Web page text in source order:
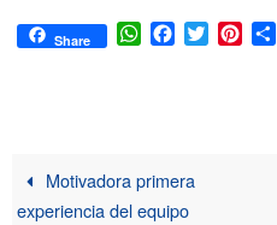
Share
W
p
p
F
o
k
T
P
Motivadora primera
experiencia del equipo